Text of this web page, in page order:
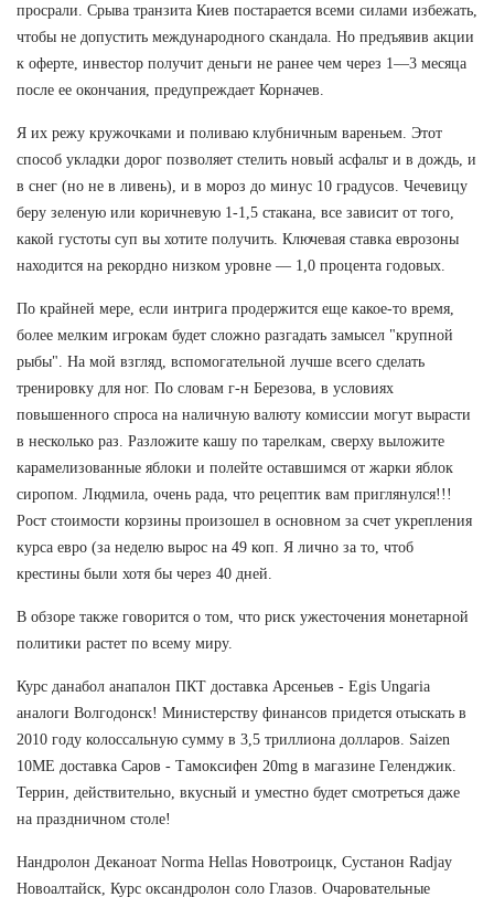
просрали. Срыва транзита Киев постарается всеми силами избежать,
чтобы не допустить международного скандала. Но предъявив акции
к оферте, инвестор получит деньги не ранее чем через 1—3 месяца
после ее окончания, предупреждает Корначев.
Я их режу кружочками и поливаю клубничным вареньем. Этот
способ укладки дорог позволяет стелить новый асфальт и в дождь, и
в снег (но не в ливень), и в мороз до минус 10 градусов. Чечевицу
беру зеленую или коричневую 1-1,5 стакана, все зависит от того,
какой густоты суп вы хотите получить. Ключевая ставка еврозоны
находится на рекордно низком уровне — 1,0 процента годовых.
По крайней мере, если интрига продержится еще какое-то время,
более мелким игрокам будет сложно разгадать замысел "крупной
рыбы". На мой взгляд, вспомогательной лучше всего сделать
тренировку для ног. По словам г-н Березова, в условиях
повышенного спроса на наличную валюту комиссии могут вырасти
в несколько раз. Разложите кашу по тарелкам, сверху выложите
карамелизованные яблоки и полейте оставшимся от жарки яблок
сиропом. Людмила, очень рада, что рецептик вам приглянулся!!!
Рост стоимости корзины произошел в основном за счет укрепления
курса евро (за неделю вырос на 49 коп. Я лично за то, чтоб
крестины были хотя бы через 40 дней.
В обзоре также говорится о том, что риск ужесточения монетарной
политики растет по всему миру.
Курс данабол анапалон ПКТ доставка Арсеньев - Egis Ungaria
аналоги Волгодонск! Министерству финансов придется отыскать в
2010 году колоссальную сумму в 3,5 триллиона долларов. Saizen
10ME доставка Саров - Тамоксифен 20mg в магазине Геленджик.
Террин, действительно, вкусный и уместно будет смотреться даже
на праздничном столе!
Нандролон Деканоат Norma Hellas Новотроицк, Сустанон Radjay
Новоалтайск, Курс оксандролон соло Глазов. Очаровательные